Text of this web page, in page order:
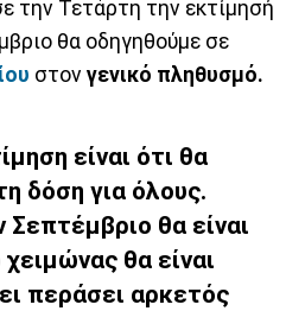
την Τετάρτη την εκτίμησή
θα οδηγηθούμε σε
στον γενικό πληθυσμό.
είναι ότι θα
δόση για όλους.
θα είναι
θα είναι
περάσει αρκετός